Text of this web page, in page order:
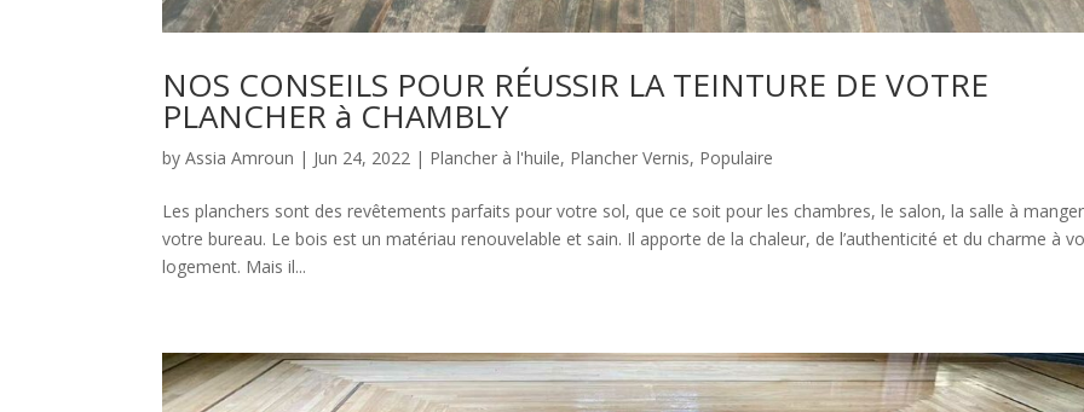
NOS CONSEILS POUR RÉUSSIR LA TEINTURE DE VOTRE
PLANCHER à CHAMBLY
byAssia Amroun | Jun 24, 2022 | Plancher à l'huile, Plancher Vernis, Populaire
Les planchers sont des revêtements parfaits pour votre sol, que ce soit pour les chambres, le salon, la salle à
votre bureau. Le bois est un matériau renouvelable et sain. Il apporte de la chaleur, de l’authenticité et du charme à
logement. Mais il...